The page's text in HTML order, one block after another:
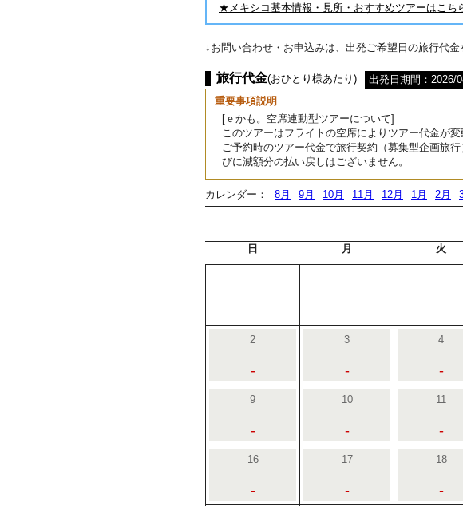
★メキシコ基本情報・見所・おすすめツアーはこち
↓お問い合わせ・お申込みは、出発ご希望日の旅行代金
旅行代金(おひとり様あたり)
出発日期間：2026/
重要事項説明
[ｅかも。空席連動型ツアーについて]
このツアーはフライトの空席によりツアー代金が変
ご予約時のツアー代金で旅行契約（募集型企画旅
びに減額分の払い戻しはございません。
カレンダー： 8月 9月 10月 11月 12月 1月 2月
日 月 火
2
-
3
-
4
-
9
-
10
-
11
-
16
-
17
-
18
-